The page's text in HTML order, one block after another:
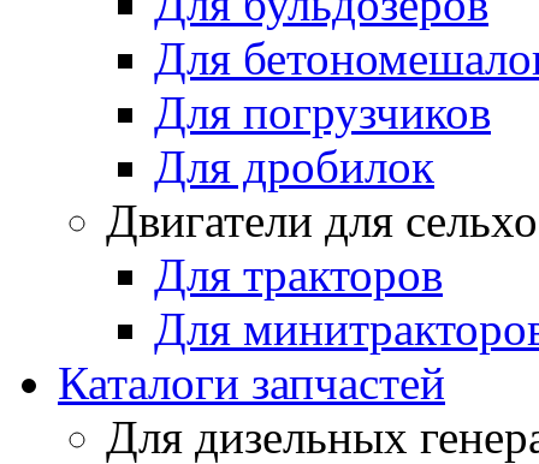
Для
Для погрузчиков
Для дробилок
Двигатели для
Для тракторов
Для
Каталоги запчастей
Для дизельных